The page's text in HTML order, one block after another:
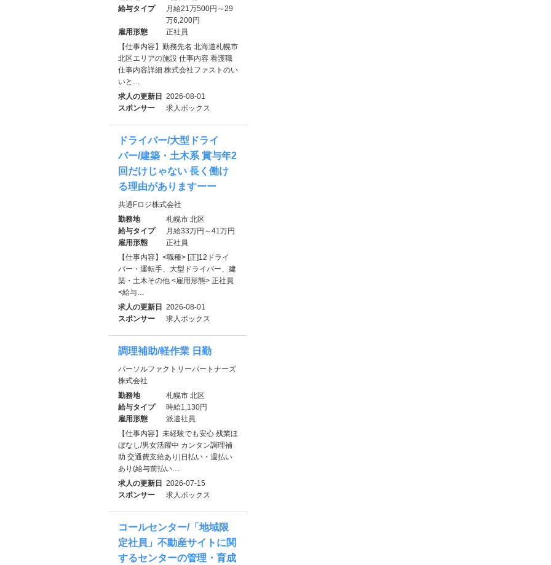
給与タイプ
月給21万500円～29
万6,200円
雇用形態
正社員
【仕事内容】勤務先名 北海道札幌市
北区エリアの施設 仕事内容 看護職
仕事内容詳細 株式会社ファストのい
いと…
求人の更新日
2026-08-01
スポンサー
求人ボックス
ドライバー/大型ドライ
バー/建築・土木系 賞与年2
回だけじゃない 長く働け
る理由がありますーー
共通Fロジ株式会社
勤務地
札幌市 北区
給与タイプ
月給33万円～41万円
雇用形態
正社員
【仕事内容】<職種> [正]12ドライ
バー・運転手、大型ドライバー、建
築・土木その他 <雇用形態> 正社員
<給与…
求人の更新日
2026-08-01
スポンサー
求人ボックス
調理補助/軽作業 日勤
パーソルファクトリーパートナーズ
株式会社
勤務地
札幌市 北区
給与タイプ
時給1,130円
雇用形態
派遣社員
【仕事内容】未経験でも安心 残業ほ
ぼなし/男女活躍中 カンタン調理補
助 交通費支給あり|日払い・週払い
あり(給与前払い…
求人の更新日
2026-07-15
スポンサー
求人ボックス
コールセンター/「地域限
定社員」不動産サイトに関
するセンターの管理・育成